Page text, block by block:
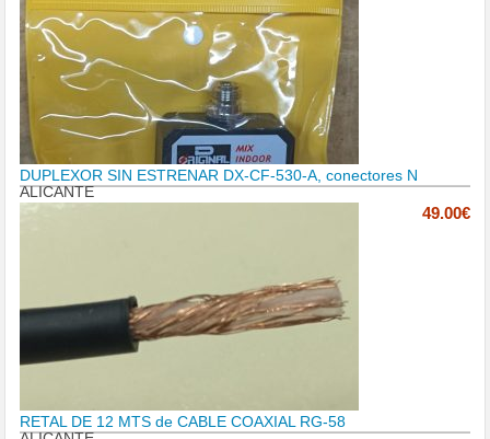
DUPLEXOR SIN ESTRENAR DX-CF-530-A, conectores N
ALICANTE
49.00€
RETAL DE 12 MTS de CABLE COAXIAL RG-58